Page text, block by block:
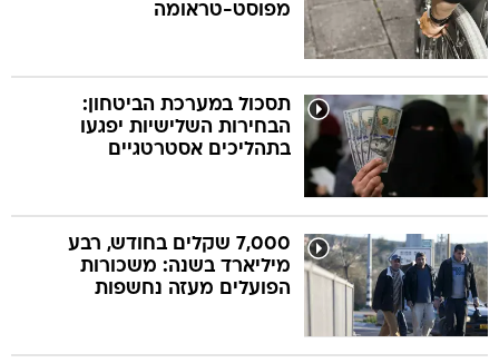
מפוסט-טראומה
תסכול במערכת הביטחון:
הבחירות השלישיות יפגעו
בתהליכים אסטרטגיים
7,000 שקלים בחודש, רבע
מיליארד בשנה: משכורות
הפועלים מעזה נחשפות